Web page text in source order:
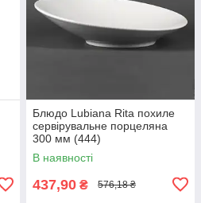
Блюдо Lubiana Rita похиле
сервірувальне порцеляна
300 мм (444)
В наявності
437,90 ₴ 576,18 ₴